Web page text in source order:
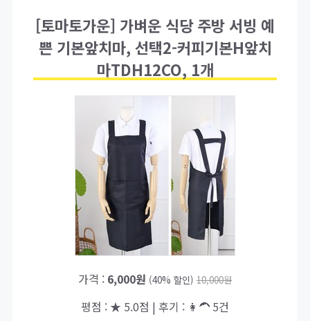
[토마토가운] 가벼운 식당 주방 서빙 예
쁜 기본앞치마, 선택2-커피기본H앞치
마TDH12CO, 1개
가격 : 6,000원 (40% 할인) 10,000원
평점 : ★ 5.0점 | 후기 : 👩‍🦱 5건